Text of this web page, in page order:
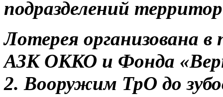
подразделений
Лотерея организована
АЗК ОККО и Фонда
2. Вооружим ТрО до